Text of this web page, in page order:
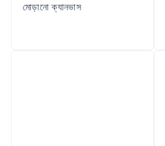
মোড়ানো ক্যানভাস